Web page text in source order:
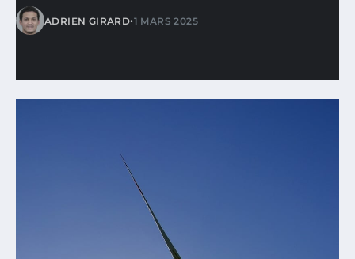
ADRIEN GIRARD•1 MARS 2025